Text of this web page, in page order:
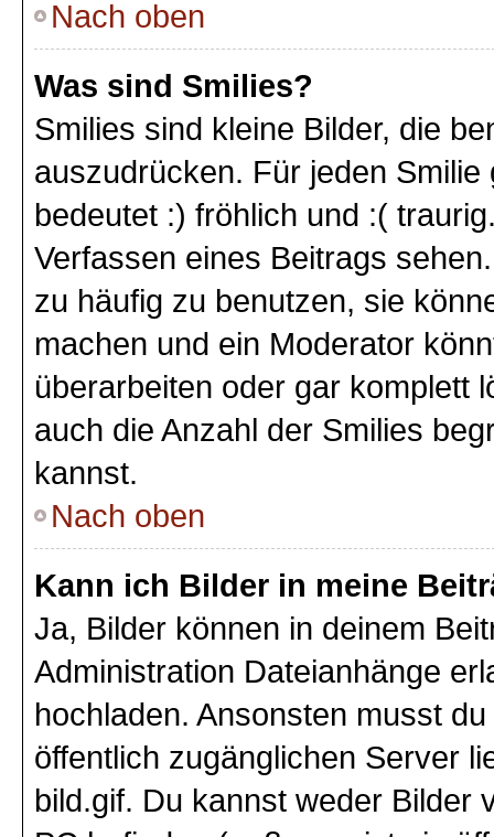
Nach oben
Was sind Smilies?
Smilies sind kleine Bilder, die
auszudrücken. Für jeden
bedeutet :) fröhlich und :(
Verfassen eines Beitrags
zu häufig zu benutzen, sie
machen und ein Moderator
überarbeiten oder gar komplett
auch die Anzahl der Smilies
kannst.
Nach oben
Kann ich Bilder in meine
Ja, Bilder können in deinem
Administration Dateianhänge
hochladen. Ansonsten musst
öffentlich zugänglichen Server
bild.gif. Du kannst weder Bilder